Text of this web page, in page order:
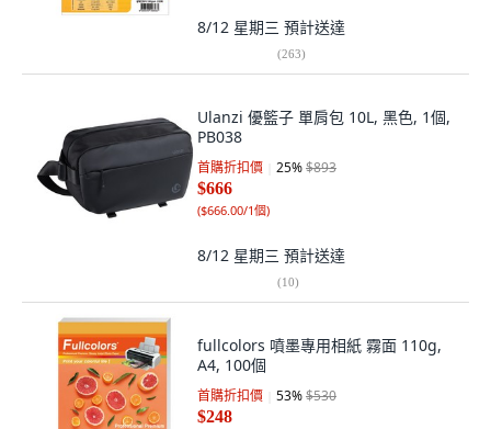
8/12 星期三 預計送達
(263)
Ulanzi 優籃子 單肩包 10L, 黑色, 1個,
PB038
首購折扣價 25%$893
$666
($666.00/1個)
8/12 星期三 預計送達
(10)
fullcolors 噴墨專用相紙 霧面 110g,
A4, 100個
首購折扣價 53%$530
$248